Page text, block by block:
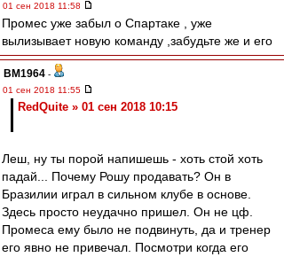
01 сен 2018 11:58
Промес уже забыл о Спартаке , уже
вылизывает новую команду ,забудьте же и его
BM1964 -
01 сен 2018 11:55
RedQuite » 01 сен 2018 10:15
Леш, ну ты порой напишешь - хоть стой хоть
падай... Почему Рошу продавать? Он в
Бразилии играл в сильном клубе в основе.
Здесь просто неудачно пришел. Он не цф.
Промеса ему было не подвинуть, да и тренер
его явно не привечал. Посмотри когда его